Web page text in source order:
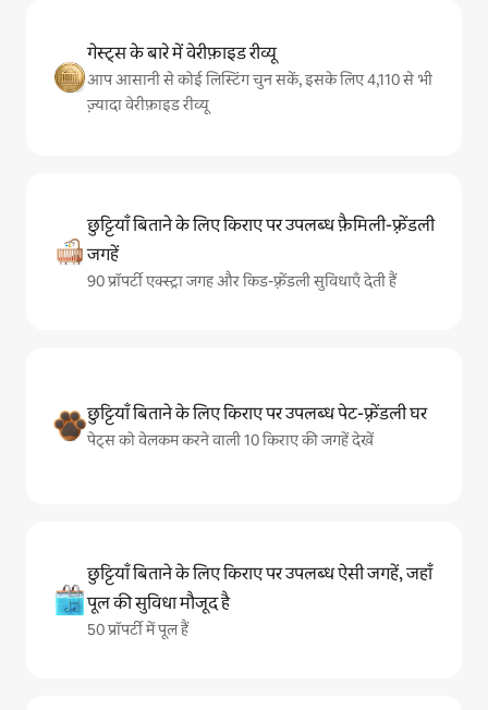
गेस्ट्स के बारे में वेरीफ़ाइड रीव्यू
आप आसानी से कोई लिस्टिंग चुन सकें, इसके लिए 4,110 से भी
ज़्यादा वेरीफ़ाइड रीव्यू
छुट्टियाँ बिताने के लिए किराए पर उपलब्ध फ़ैमिली-फ़्रेंडली
जगहें
90 प्रॉपर्टी एक्स्ट्रा जगह और किड-फ़्रेंडली सुविधाएँ देती हैं
छुट्टियाँ बिताने के लिए किराए पर उपलब्ध पेट-फ़्रेंडली घर
पेट्स को वेलकम करने वाली 10 किराए की जगहें देखें
छुट्टियाँ बिताने के लिए किराए पर उपलब्ध ऐसी जगहें, जहाँ
पूल की सुविधा मौजूद है
50 प्रॉपर्टी में पूल हैं